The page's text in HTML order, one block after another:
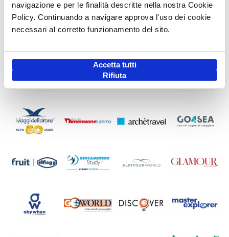
navigazione e per le finalità descritte nella nostra Cookie
Policy. Continuando a navigare approva l'uso dei cookie
necessari al corretto funzionamento del sito.
Accetta tutti
Rifiuta